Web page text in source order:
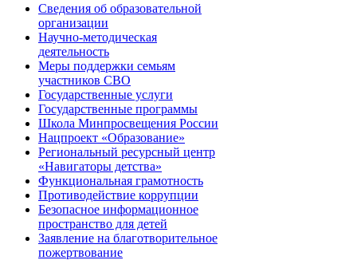
Сведения об образовательной
организации
Научно-методическая
деятельность
Меры поддержки семьям
участников СВО
Государственные услуги
Государственные программы
Школа Минпросвещения России
Нацпроект «Образование»
Региональный ресурсный центр
«Навигаторы детства»
Функциональная грамотность
Противодействие коррупции
Безопасное информационное
пространство для детей
Заявление на благотворительное
пожертвование